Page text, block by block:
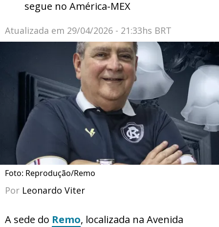
segue no América-MEX
Atualizada em 29/04/2026 - 21:33hs BRT
Foto: Reprodução/Remo
Por Leonardo Viter
A sede do Remo, localizada na Avenida